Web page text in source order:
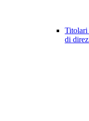
Titolari
di